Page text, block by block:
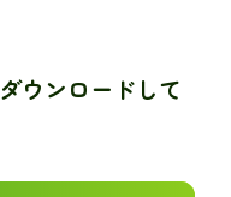
ウンロードして